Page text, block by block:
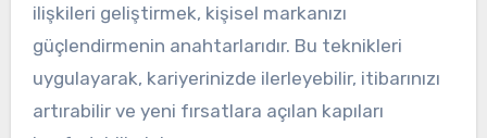
ilişkileri geliştirmek, kişisel markanızı
güçlendirmenin anahtarlarıdır. Bu teknikleri
uygulayarak, kariyerinizde ilerleyebilir, itibarınızı
artırabilir ve yeni fırsatlara açılan kapıları